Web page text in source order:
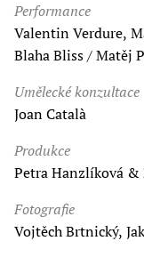
Performance
Valentin Verdure,
Blaha Bliss / Matěj
Umělecké konzultace
Joan Català
Produkce
Petra Hanzlíková &
Fotografie
Vojtěch Brtnický,